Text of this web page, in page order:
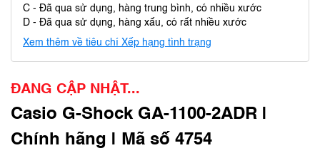
C - Đã qua sử dụng, hàng trung bình, có nhiều xước
D - Đã qua sử dụng, hàng xấu, có rất nhiều xước
Xem thêm về tiêu chí Xếp hạng tình trạng
ĐANG CẬP NHẬT...
Casio G-Shock GA-1100-2ADR |
Chính hãng | Mã số 4754